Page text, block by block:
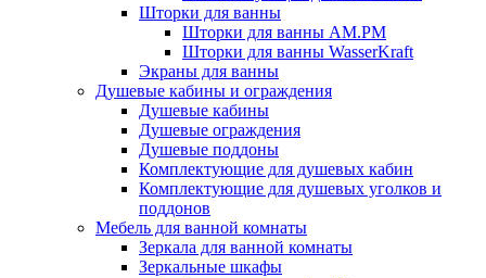
Шторки для ванны
Шторки для ванны AM.PM
Шторки для ванны WasserKraft
Экраны для ванны
Душевые кабины и ограждения
Душевые кабины
Душевые ограждения
Душевые поддоны
Комплектующие для душевых кабин
Комплектующие для душевых уголков и
поддонов
Мебель для ванной комнаты
Зеркала для ванной комнаты
Зеркальные шкафы